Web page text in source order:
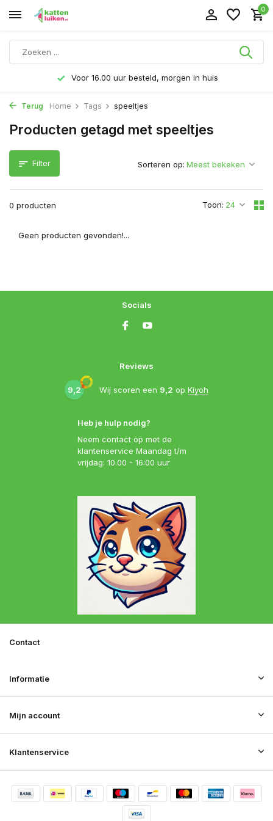
0
Voor 16.00 uur besteld, morgen in huis
Terug Home Tags speeltjes
Producten getagd met speeltjes
Filter
0 producten Toon:
Sorteren op:
Geen producten gevonden!...
Heb je hulp nodig?
Neem contact op met de
klantenservice Maandag t/m
vrijdag: 10.00 - 16:00 uur
Reviews
9,2 Wij scoren een 9,2 op Kiyoh
Socials
Klantenservice
Mijn account
Informatie
Contact